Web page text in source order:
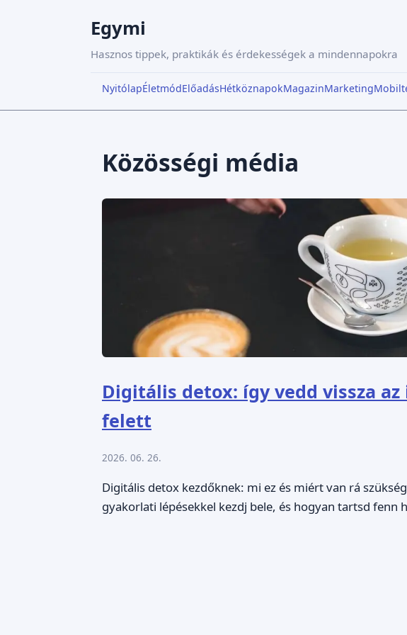
Egymi
Hasznos tippek, praktikák és érdekességek a mindennapokra
NyitólapÉletmódElőadásHétköznapokMagazinMarketing
Közösségi média
Digitális detox: így vedd vissza
felett
2026. 06. 26.
Digitális detox kezdőknek: mi ez és miért van rá
gyakorlati lépésekkel kezdj bele, és hogyan tartsd fenn